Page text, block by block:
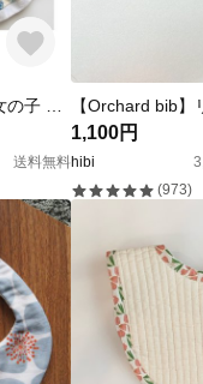
送料無料
1,100円
hibi
(973)